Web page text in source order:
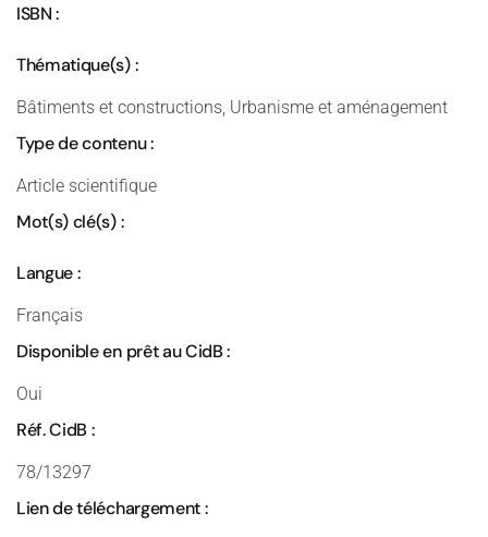
ISBN :
Thématique(s) :
Bâtiments et constructions, Urbanisme et aménagement
Type de contenu :
Article scientifique
Mot(s) clé(s) :
Langue :
Français
Disponible en prêt au CidB :
Oui
Réf. CidB :
78/13297
Lien de téléchargement :